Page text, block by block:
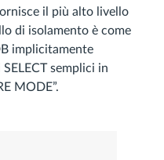
il più alto livello
di isolamento è come
implicitamente
semplici in
MODE”.